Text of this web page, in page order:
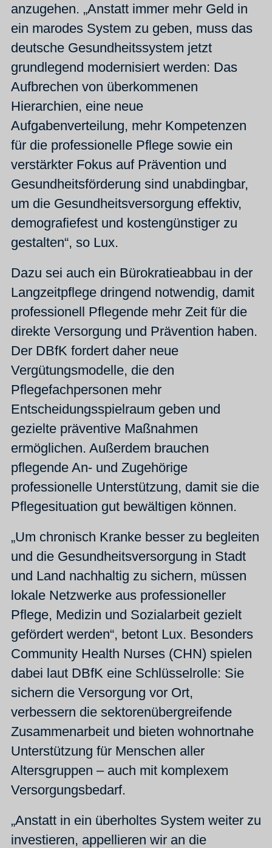
anzugehen. „Anstatt immer mehr Geld in
ein marodes System zu geben, muss das
deutsche Gesundheitssystem jetzt
grundlegend modernisiert werden: Das
Aufbrechen von überkommenen
Hierarchien, eine neue
Aufgabenverteilung, mehr Kompetenzen
für die professionelle Pflege sowie ein
verstärkter Fokus auf Prävention und
Gesundheitsförderung sind unabdingbar,
um die Gesundheitsversorgung effektiv,
demografiefest und kostengünstiger zu
gestalten“, so Lux.
Dazu sei auch ein Bürokratieabbau in der
Langzeitpflege dringend notwendig, damit
professionell Pflegende mehr Zeit für die
direkte Versorgung und Prävention haben.
Der DBfK fordert daher neue
Vergütungsmodelle, die den
Pflegefachpersonen mehr
Entscheidungsspielraum geben und
gezielte präventive Maßnahmen
ermöglichen. Außerdem brauchen
pflegende An- und Zugehörige
professionelle Unterstützung, damit sie die
Pflegesituation gut bewältigen können.
„Um chronisch Kranke besser zu begleiten
und die Gesundheitsversorgung in Stadt
und Land nachhaltig zu sichern, müssen
lokale Netzwerke aus professioneller
Pflege, Medizin und Sozialarbeit gezielt
gefördert werden“, betont Lux. Besonders
Community Health Nurses (CHN) spielen
dabei laut DBfK eine Schlüsselrolle: Sie
sichern die Versorgung vor Ort,
verbessern die sektorenübergreifende
Zusammenarbeit und bieten wohnortnahe
Unterstützung für Menschen aller
Altersgruppen – auch mit komplexem
Versorgungsbedarf.
„Anstatt in ein überholtes System weiter zu
investieren, appellieren wir an die